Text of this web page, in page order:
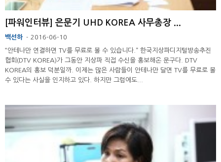
[파워인터뷰] 은문기 UHD KOREA 사무총장 ...
백선하 - 2016-06-10
“안테나만 연결하면 TV를 무료로 볼 수 있습니다.” 한국지상파디지털방송추진
협회(DTV KOREA)가 그동안 지상파 직접 수신을 홍보해온 문구다. DTV
KOREA의 홍보 덕분일까. 이제는 많은 사람들이 안테나만 달면 TV를 무료로 볼
수 있다는 사실을 인지하고 있다. 하지만 그럼에도...